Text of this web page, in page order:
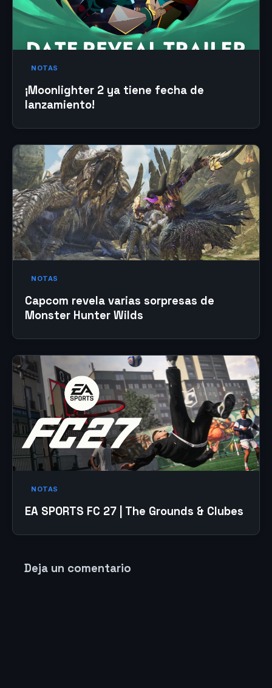
NOTAS
¡Moonlighter 2 ya tiene fecha de
lanzamiento!
NOTAS
Capcom revela varias sorpresas de
Monster Hunter Wilds
NOTAS
EA SPORTS FC 27 | The Grounds & Clubes
Deja un comentario